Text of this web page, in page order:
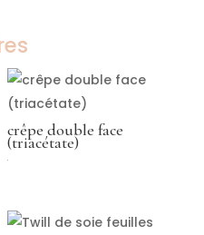
crêpe double face
(triacétate)